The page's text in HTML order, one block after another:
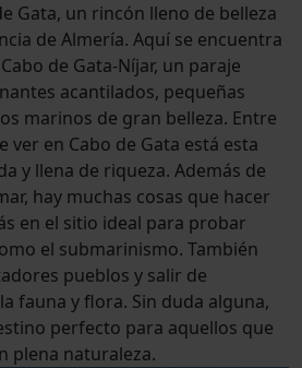
e Gata, un rincón lleno de belleza
ncia de Almería. Aquí se encuentra
Cabo de Gata-Níjar, un paraje
nantes acantilados, pequeñas
os marinos de gran belleza. Entre
e ver en Cabo de Gata está esta
a y llena de riqueza. Además de
ar, hay muchas cosas que hacer
s en el sitio ideal para probar
omo el submarinismo. También
adores pueblos y salir de
la fauna yfora. Sin duda alguna,
stino perfecto para aquellos que
n plena naturaleza.